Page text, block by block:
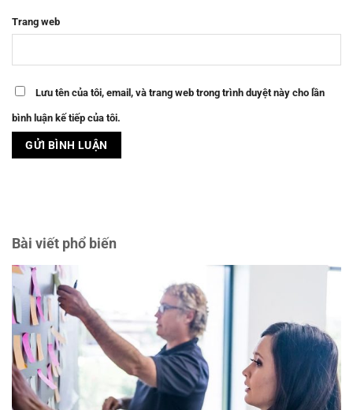
Trang web
Lưu tên của tôi, email, và trang web trong trình duyệt này cho lần
bình luận kế tiếp của tôi.
Bài viết phổ biến